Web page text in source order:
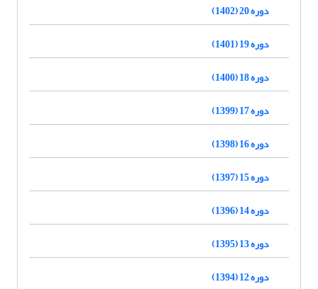
دوره 20 (1402)
دوره 19 (1401)
دوره 18 (1400)
دوره 17 (1399)
دوره 16 (1398)
دوره 15 (1397)
دوره 14 (1396)
دوره 13 (1395)
دوره 12 (1394)